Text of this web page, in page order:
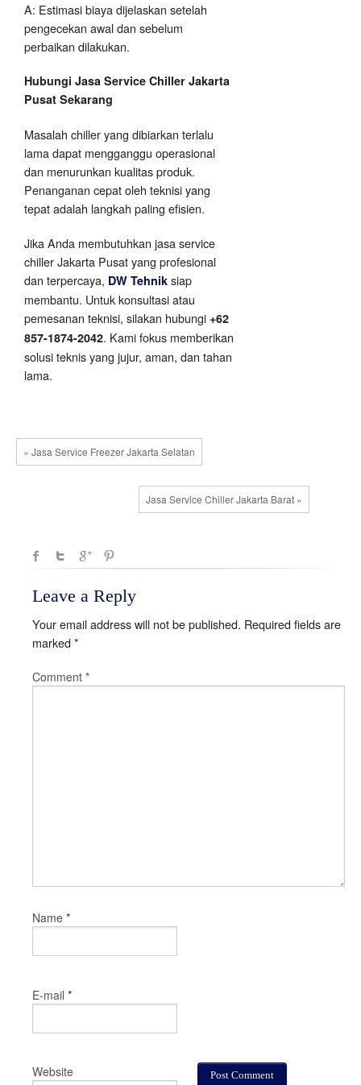
A: Estimasi biaya dijelaskan setelah
pengecekan awal dan sebelum
perbaikan dilakukan.
Hubungi Jasa Service Chiller Jakarta
Pusat Sekarang
Masalah chiller yang dibiarkan terlalu
lama dapat mengganggu operasional
dan menurunkan kualitas produk.
Penanganan cepat oleh teknisi yang
tepat adalah langkah paling efisien.
Jika Anda membutuhkan jasa service
chiller Jakarta Pusat yang profesional
dan terpercaya, DW Tehnik siap
membantu. Untuk konsultasi atau
pemesanan teknisi, silakan hubungi +62
857-1874-2042. Kami fokus memberikan
solusi teknis yang jujur, aman, dan tahan
lama.
« Jasa Service Freezer Jakarta Selatan
Jasa Service Chiller Jakarta Barat »
Leave a Reply
Your email address will not be published. Required fields are
marked*
Comment *
Name *
E-mail *
Website